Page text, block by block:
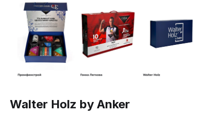
Walter Holz by Anker